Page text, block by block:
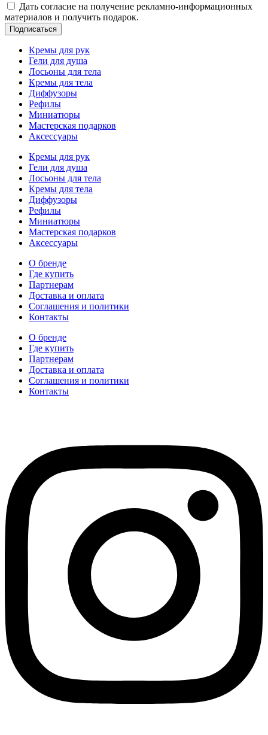
Дать согласие на получение рекламно-информационных
материалов и получить подарок.
Подписаться
Кремы для рук
Гели для душа
Лосьоны для тела
Кремы для тела
Диффузоры
Рефилы
Миниатюры
Мастерская подарков
Аксессуары
Кремы для рук
Гели для душа
Лосьоны для тела
Кремы для тела
Диффузоры
Рефилы
Миниатюры
Мастерская подарков
Аксессуары
О бренде
Где купить
Партнерам
Доставка и оплата
Соглашения и политики
Контакты
О бренде
Где купить
Партнерам
Доставка и оплата
Соглашения и политики
Контакты